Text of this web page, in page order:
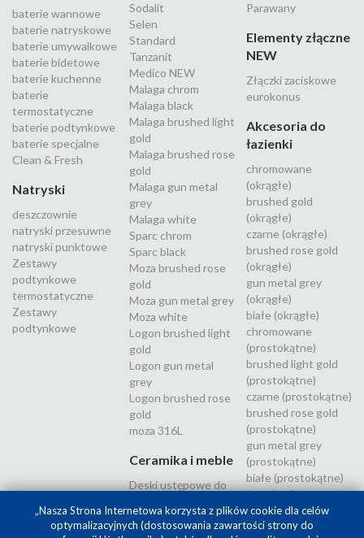
baterie wannowe
baterie natryskowe
baterie umywalkowe
baterie bidetowe
baterie kuchenne
baterie
termostatyczne
baterie podtynkowe
baterie specjalne
Clean & Fresh
Natryski
deszczownie
natryski przesuwne
natryski punktowe
Zestawy
podtynkowe
termostatyczne
Zestawy
podtynkowe
Sodalit
Selen
Standard
Tanzanit
Medico NEW
Malaga chrom
Malaga black
Malaga brushed light
gold
Malaga brushed rose
gold
Malaga gun metal
grey
Malaga white
Sparc chrom
Sparc black
Moza brushed rose
gold
Moza gun metal grey
Moza white
Logon brushed light
gold
Logon gun metal
grey
Logon brushed rose
gold
moza 316L
Ceramika i meble
Deski ustępowe do
Parawany
Elementy złączne
NEW
Złączki zaciskowe
eurokonus
Akcesoria do
łazienki
chromowane
(okrągłe)
brushed gold
(okrągłe)
czarne (okrągłe)
brushed rose gold
(okrągłe)
gun metal grey
(okrągłe)
białe (okrągłe)
chromowane
(prostokątne)
brushed light gold
(prostokątne)
czarne (prostokątne)
brushed rose gold
(prostokątne)
gun metal grey
(prostokątne)
białe (prostokątne)
Inox (stal
nierdzewna 316L)
„Nasza Strona Internetowa korzysta z plików cookie dla celów
optymalizacyjnych (dostosowania zawartości strony do